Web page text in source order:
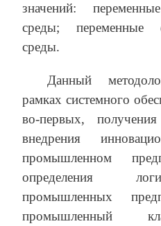
значений:
среды; переменные
среды.
Данный
рамках системного
во-первых,
внедрения
промышленном
определения
промышленных
промышленный